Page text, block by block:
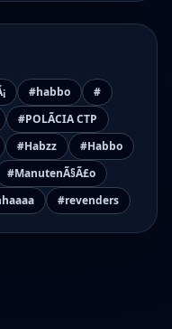
#habbo
#
#POLÃCIA CTP
#Habzz
#Habbo
#ManutenÃ§Ã£o
#revenders